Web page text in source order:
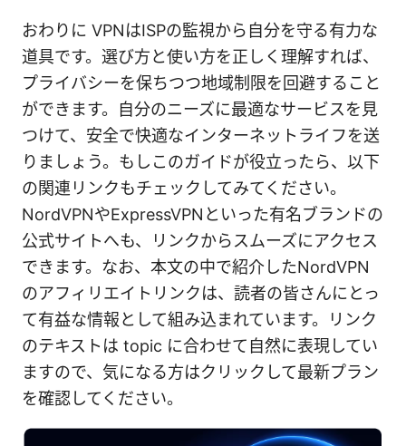
おわりに VPNはISPの監視から自分を守る有力な
道具です。選び方と使い方を正しく理解すれば、
プライバシーを保ちつつ地域制限を回避すること
ができます。自分のニーズに最適なサービスを見
つけて、安全で快適なインターネットライフを送
りましょう。もしこのガイドが役立ったら、以下
の関連リンクもチェックしてみてください。
NordVPNやExpressVPNといった有名ブランドの
公式サイトへも、リンクからスムーズにアクセス
できます。なお、本文の中で紹介したNordVPN
のアフィリエイトリンクは、読者の皆さんにとっ
て有益な情報として組み込まれています。リンク
のテキストは topic に合わせて自然に表現してい
ますので、気になる方はクリックして最新プラン
を確認してください。